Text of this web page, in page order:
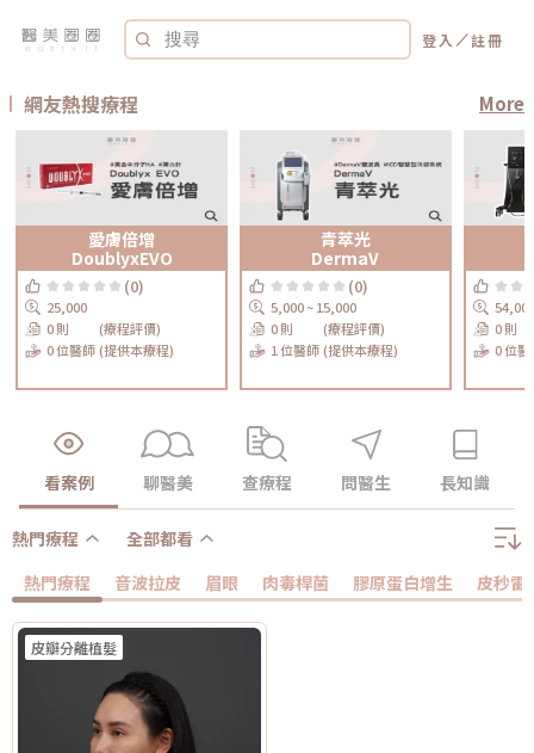
登入 ／註冊
網友熱搜療程 More
愛膚倍增
DoublyxEVO
(0)
25,000
0 則
(療程評價)
0 位醫師 (提供本療程)
青萃光
DermaV
(0)
5,000 ~ 15,000
0 則
(療程評價)
1 位醫師(提供本療程)
54,000
0 則
0 位醫
看案例 聊醫美 查療程 問醫生 長知識
熱門療程
全部都看
熱門療程
音波拉皮 眉眼 肉毒桿菌 膠原蛋白增生 皮秒雷
皮瓣分離植髮